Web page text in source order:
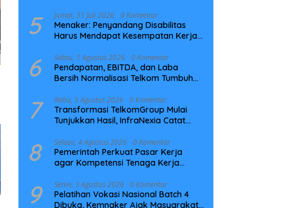
5 Jumat, 31 Juli 2026 0 Komentar
Menaker: Penyandang Disabilitas
Harus Mendapat Kesempatan Kerja
6 Sabtu, 1 Agustus 2026 0 Komentar
Pendapatan, EBITDA, dan Laba
Bersih Normalisasi Telkom Tumbuh
7 Rabu, 5 Agustus 2026 0 Komentar
Transformasi TelkomGroup Mulai
Tunjukkan Hasil, InfraNexia Catat
Digital Nasional
8 Selasa, 4 Agustus 2026 0 Komentar
Pemerintah Perkuat Pasar Kerja
agar Kompetensi Tenaga Kerja
9 Senin, 3 Agustus 2026 0 Komentar
Pelatihan Vokasi Nasional Batch 4
Dibuka, Kemnaker Ajak Masyarakat